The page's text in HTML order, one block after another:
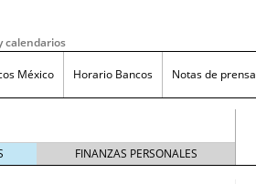
calendarios
México Horario Bancos Notas de prensa
FINANZAS PERSONALES